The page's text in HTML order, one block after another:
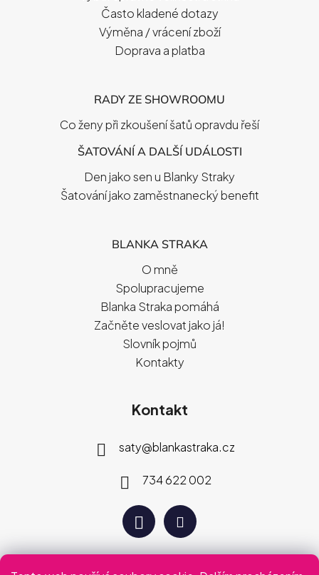
Často kladené dotazy
Výměna / vrácení zboží
Doprava a platba
RADY ZE SHOWROOMU
Co ženy při zkoušení šatů opravdu řeší
ŠATOVÁNÍ A DALŠÍ UDÁLOSTI
Den jako sen u Blanky Straky
Šatování jako zaměstnanecký benefit
BLANKA STRAKA
O mně
Spolupracujeme
Blanka Straka pomáhá
Začněte veslovat jako já!
Slovník pojmů
Kontakty
Kontakt
saty@blankastraka.cz
734 622 002